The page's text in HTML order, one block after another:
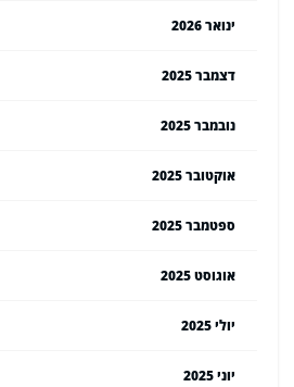
ינואר 2026
דצמבר 2025
נובמבר 2025
אוקטובר 2025
ספטמבר 2025
אוגוסט 2025
יולי 2025
יוני 2025